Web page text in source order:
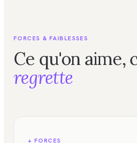
FORCES & FAIBLESSES
Ce qu'on aime,
regrette
+ FORCES